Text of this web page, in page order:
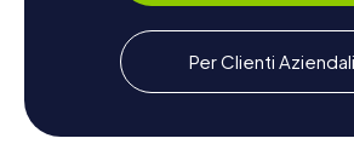
Dopo la caccia al tesoro a
esplorare i dintorni
Dopo una caccia al tesoro
Rouen, potete continuare ad esplorare
Per Clienti Aziendali